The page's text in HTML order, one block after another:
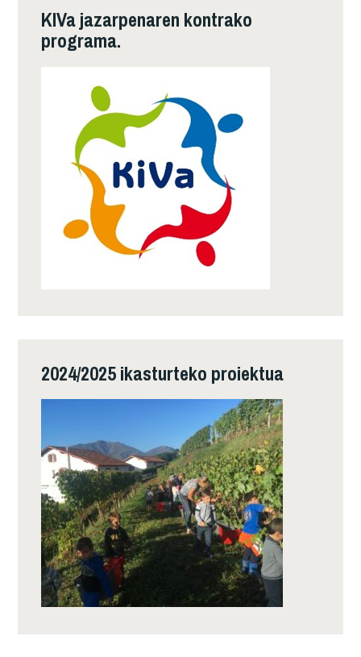
KIVa jazarpenaren kontrako
programa.
2024/2025 ikasturteko proiektua